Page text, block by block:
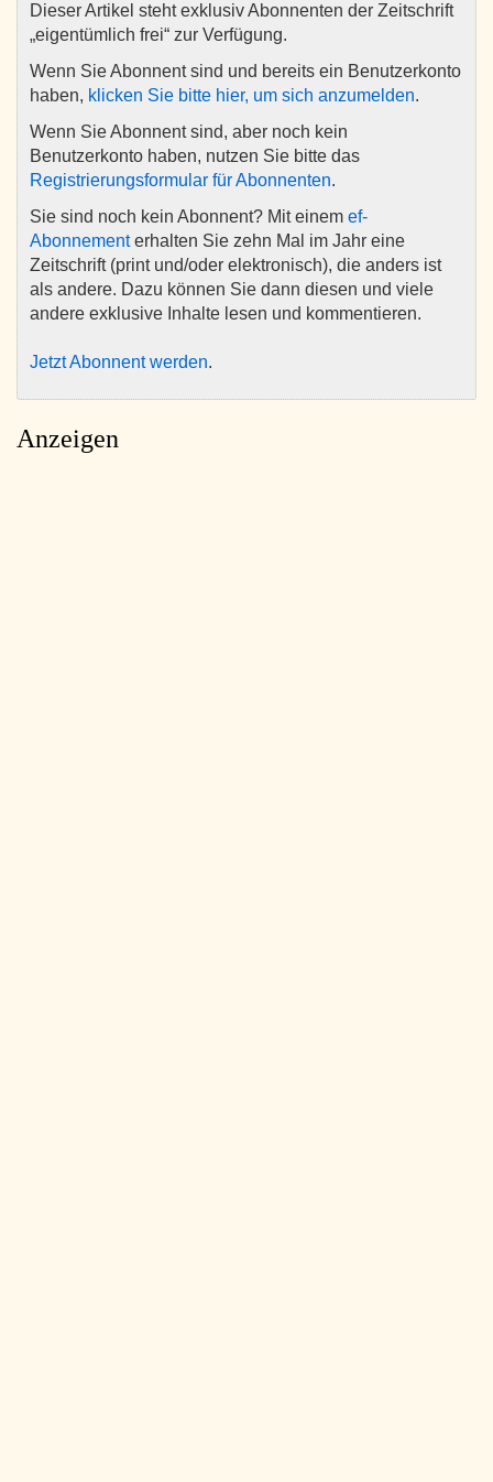
Dieser Artikel steht exklusiv Abonnenten der Zeitschrift
„eigentümlich frei“ zur Verfügung.
Wenn Sie Abonnent sind und bereits ein Benutzerkonto
haben, klicken Sie bitte hier, um sich anzumelden.
Wenn Sie Abonnent sind, aber noch kein
Benutzerkonto haben, nutzen Sie bitte das
Registrierungsformular für Abonnenten.
Sie sind noch kein Abonnent? Mit einem ef-
Abonnementerhalten Sie zehn Mal im Jahr eine
Zeitschrift (print und/oder elektronisch), die anders ist
als andere. Dazu können Sie dann diesen und viele
andere exklusive Inhalte lesen und kommentieren.
Jetzt Abonnent werden.
Anzeigen